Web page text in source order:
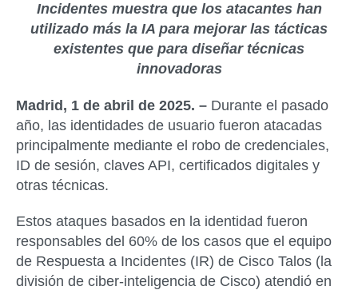
Incidentes muestra que los atacantes han
utilizado más la IA para mejorar las tácticas
existentes que para diseñar técnicas
innovadoras
Madrid, 1 de abril de 2025. – Durante el pasado
año, las identidades de usuario fueron atacadas
principalmente mediante el robo de credenciales,
ID de sesión, claves API, certificados digitales y
otras técnicas.
Estos ataques basados ​​en la identidad fueron
responsables del 60% de los casos que el equipo
de Respuesta a Incidentes (IR) de Cisco Talos (la
división de ciber-inteligencia de Cisco) atendió en